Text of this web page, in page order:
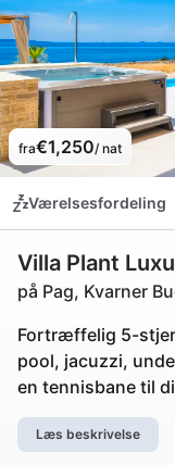
fra€1,250/ nat
Værelsesfordeling
Villa Plant
på Pag, Kvarner
Fortræffelig 5-
pool, jacuzzi,
en tennisbane til
Læs beskrivelse